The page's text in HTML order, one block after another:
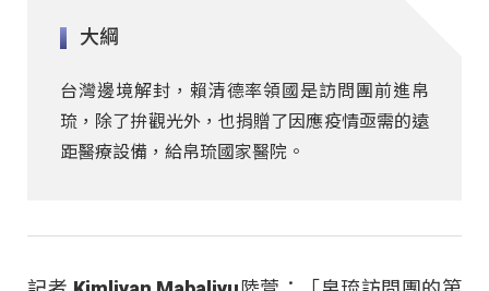
大綱
台灣邊境解封，賴清德率領國是訪問團前進帛
琉，除了拚觀光外，也捐贈了因應疫情亟需的遠
距醫療設備，給帛琉國家醫院。